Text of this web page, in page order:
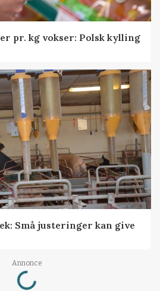
pr. kg vokser: Polsk kylling
Små justeringer kan give
Annonce
Loading...